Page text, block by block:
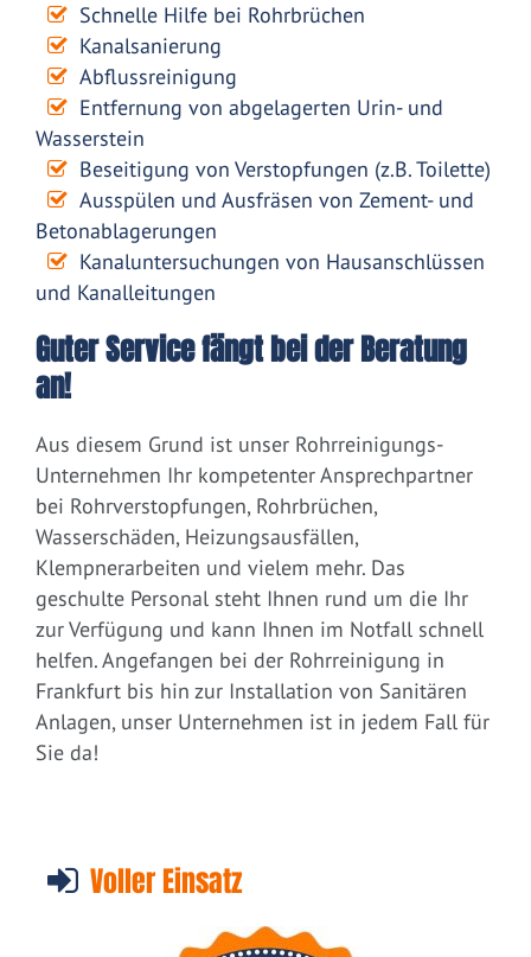
Schnelle Hilfe bei Rohrbrüchen
Kanalsanierung
Abflussreinigung
Entfernung von abgelagerten Urin- und
Wasserstein
Beseitigung von Verstopfungen (z.B. Toilette)
Ausspülen und Ausfräsen von Zement- und
Betonablagerungen
Kanaluntersuchungen von Hausanschlüssen
und Kanalleitungen
Guter Service fängt bei der Beratung
an!
Aus diesem Grund ist unser Rohrreinigungs-
Unternehmen Ihr kompetenter Ansprechpartner
bei Rohrverstopfungen, Rohrbrüchen,
Wasserschäden, Heizungsausfällen,
Klempnerarbeiten und vielem mehr. Das
geschulte Personal steht Ihnen rund um die Ihr
zur Verfügung und kann Ihnen im Notfall schnell
helfen. Angefangen bei der Rohrreinigung in
Frankfurt bis hin zur Installation von Sanitären
Anlagen, unser Unternehmen ist in jedem Fall für
Sie da!
Voller Einsatz